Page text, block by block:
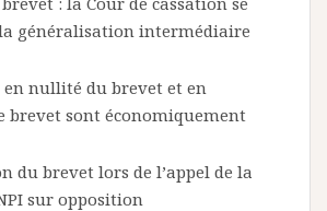
généralisation intermédiaire
en nullité du brevet et en
brevet sont économiquement
du brevet lors de l’appel de la
sur opposition